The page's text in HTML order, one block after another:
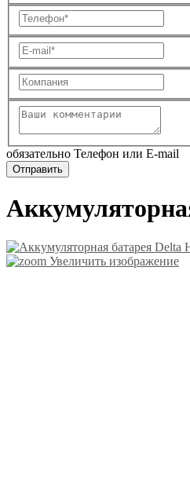
обязательно Телефон или E-mail
Увеличить изображение